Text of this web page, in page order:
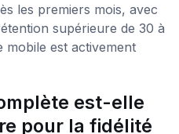
les premiers mois, avec
supérieure de 30 à
mobile est activement
est-elle
pour la fidélité